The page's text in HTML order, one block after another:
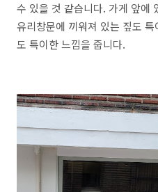
수 있을 것 같습니다. 가게 앞에
유리창문에 끼워져 있는 짚도
도 특이한 느낌을 줍니다.